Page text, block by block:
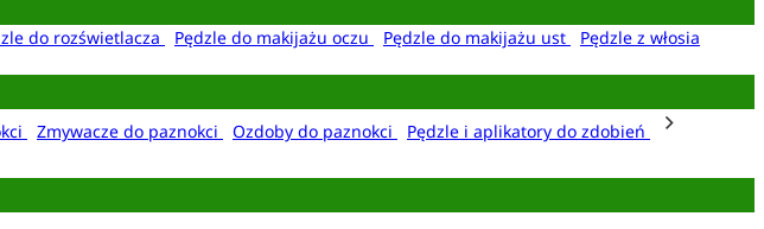
do rozświetlacza Pędzle do makijażu oczu Pędzle do makijażu ust
Pędzle z włosia
Zmywacze do paznokci Ozdoby do paznokci
Pędzle i aplikatory do zdobień